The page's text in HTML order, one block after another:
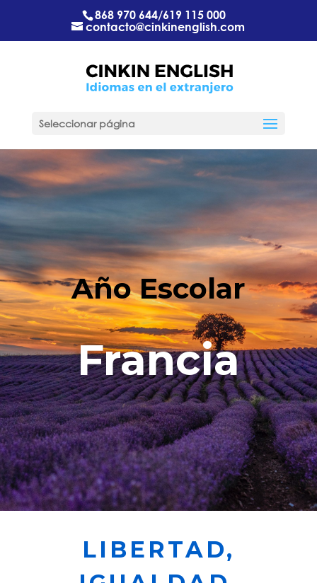
868 970 644/619 115 000
contacto@cinkinenglish.com
Seleccionar página
Año Escolar
Francia
LIBERTAD,